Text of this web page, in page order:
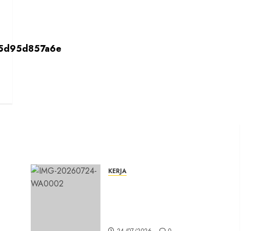
KERJA